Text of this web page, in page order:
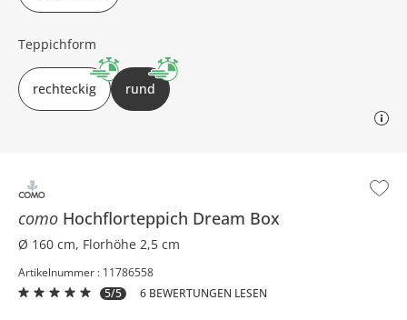
como Hochflorteppich Dream Box
Ø 160 cm, Florhöhe 2,5 cm
Artikelnummer : 11786558
5/5
6 BEWERTUNGEN LESEN
Teppichform
rechteckig rund